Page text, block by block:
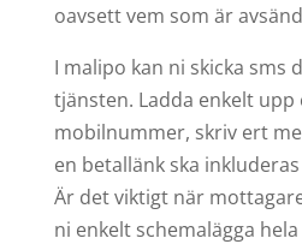
oavsett vem som är
I malipo kan ni skicka sms
tjänsten. Ladda enkelt upp
mobilnummer, skriv ert
en betallänk ska
Är det viktigt när
ni enkelt schemalägga